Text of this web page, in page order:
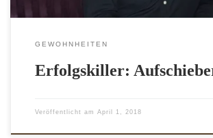
GEWOHNHEITEN
Erfolgskiller:
Veröffentlicht am April 1, 2018